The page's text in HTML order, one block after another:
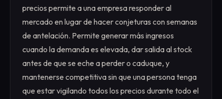
precios permite a una empresa responder al
mercado en lugar de hacer conjeturas con semanas
de antelación. Permite generar más ingresos
cuando la demanda es elevada, dar salida al stock
antes de que se eche a perder o caduque, y
mantenerse competitiva sin que una persona tenga
que estar vigilando todos los precios durante todo el